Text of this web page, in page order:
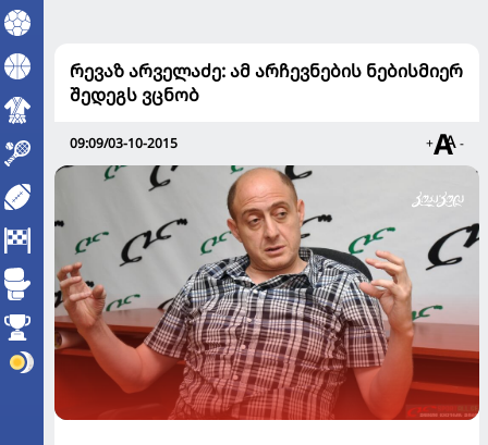
რევაზ არველაძე: ამ არჩევნების ნებისმიერ
შედეგს ვცნობ
09:09/03-10-2015 + -